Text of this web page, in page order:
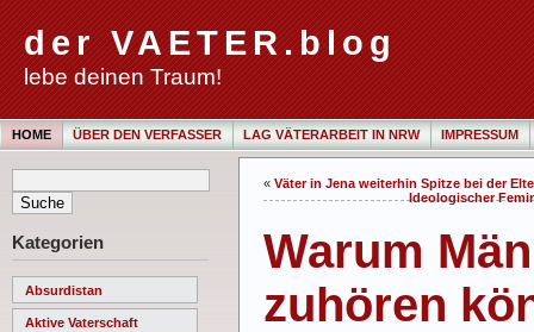
der VAETER.blog
lebe deinen Traum!
HOME ÜBER DEN VERFASSER LAG VÄTERARBEIT IN NRW IMPRESSUM
Kategorien
Absurdistan
Aktive Vaterschaft
« Väter in Jena weiterhin Spitze bei der
Ideologischer
Warum
zuhören